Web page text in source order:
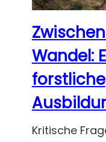
Wandel:
forstliche
Kritische